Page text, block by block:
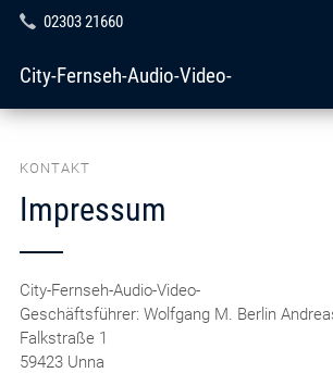
02303 21660
City-Fernseh-Audio-Video-
KONTAKT
Impressum
City-Fernseh-Audio-Video-
Geschäftsführer: Wolfgang M. Berlin
Falkstraße 1
59423 Unna